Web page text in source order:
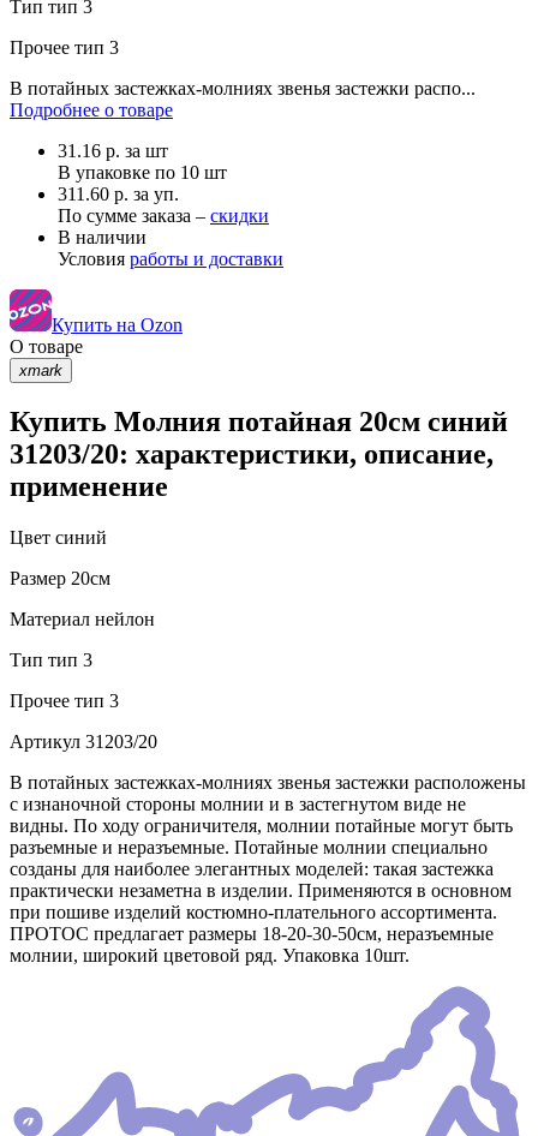
Тип тип 3
Прочее тип 3
В потайных застежках-молниях звенья застежки распо...
Подробнее о товаре
31.16 р. за шт
В упаковке по 10 шт
311.60 р. за уп.
По сумме заказа – скидки
В наличии
Условия работы и доставки
Купить на Ozon
О товаре
xmark
Купить Молния потайная 20см синий
31203/20: характеристики, описание,
применение
Цвет синий
Размер 20см
Материал нейлон
Тип тип 3
Прочее тип 3
Артикул 31203/20
В потайных застежках-молниях звенья застежки расположены
с изнаночной стороны молнии и в застегнутом виде не
видны. По ходу ограничителя, молнии потайные могут быть
разъемные и неразъемные. Потайные молнии специально
созданы для наиболее элегантных моделей: такая застежка
практически незаметна в изделии. Применяются в основном
при пошиве изделий костюмно-плательного ассортимента.
ПРОТОС предлагает размеры 18-20-30-50см, неразъемные
молнии, широкий цветовой ряд. Упаковка 10шт.